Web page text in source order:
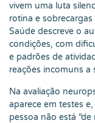
vivem uma luta
rotina e
Saúde descreve o
condições, com
e padrões de
reações incomuns a
Na avaliação
aparece em testes
pessoa não está